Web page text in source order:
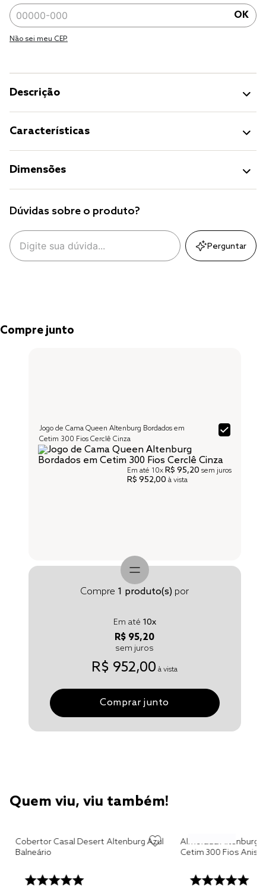
OK
Não sei meu CEP.
Descrição
Características
Dimensões
Dúvidas sobre o produto?
Perguntar
Compre junto
Jogo de Cama Queen Altenburg Bordados em
Cetim 300 Fios Cerclê Cinza
Em até 10x R$ 95,20 sem juros
R$ 952,00 à vista
Compre 1 produto(s) por
Em até 10x
R$ 95,20
sem juros
R$ 952,00 à vista
Comprar junto
Quem viu, viu também!
Cobertor Casal Desert Altenburg Azul
Balneário
Almofada Altenburg
Cetim 300 Fios Anise